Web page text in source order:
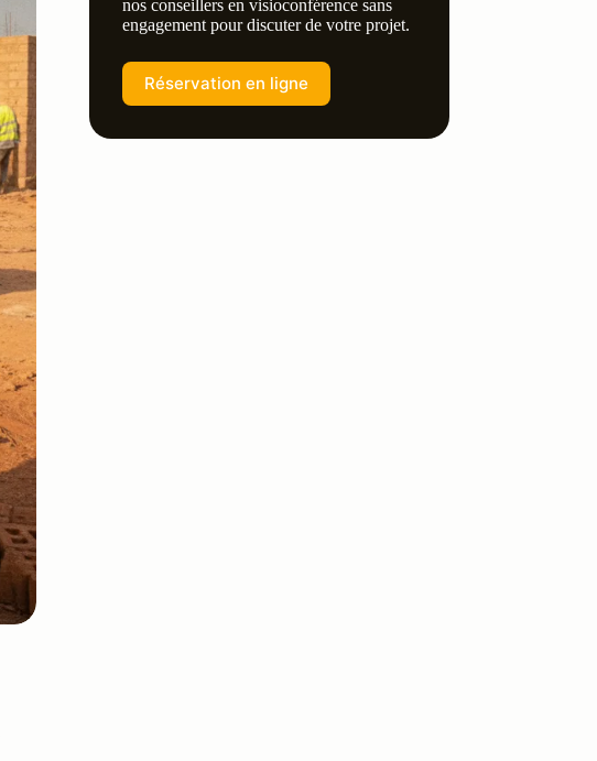
nos conseillers en visioconférence sans
engagement pour discuter de votre projet.
Réservation en ligne